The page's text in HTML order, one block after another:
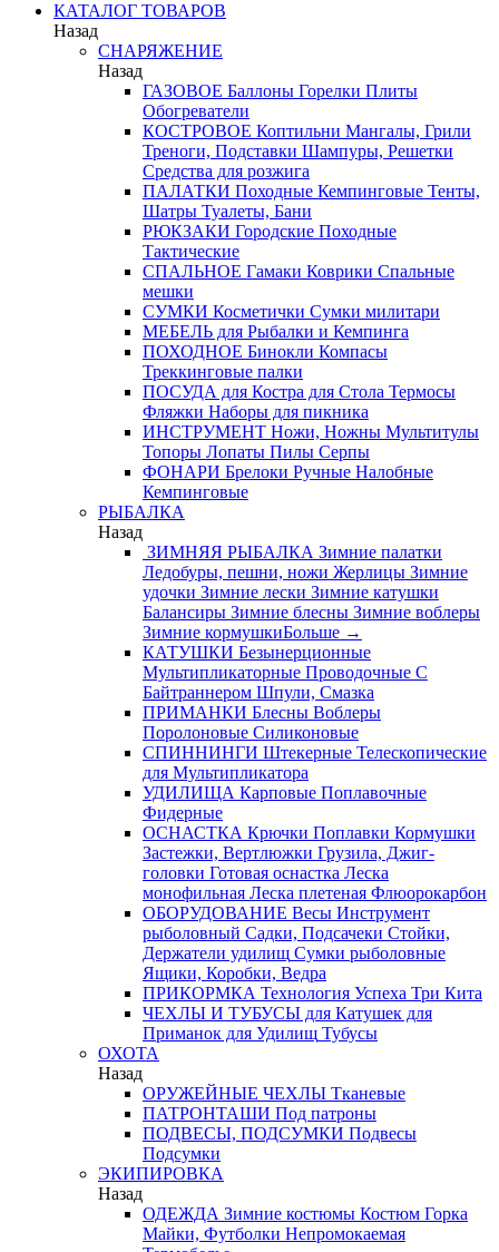
КАТАЛОГ ТОВАРОВ
Назад
СНАРЯЖЕНИЕ
Назад
ГАЗОВОЕ Баллоны Горелки Плиты
Обогреватели
КОСТРОВОЕ Коптильни Мангалы, Грили
Треноги, Подставки Шампуры, Решетки
Средства для розжига
ПАЛАТКИ Походные Кемпинговые Тенты,
Шатры Туалеты, Бани
РЮКЗАКИ Городские Походные
Тактические
СПАЛЬНОЕ Гамаки Коврики Спальные
мешки
СУМКИ Косметички Сумки милитари
МЕБЕЛЬ для Рыбалки и Кемпинга
ПОХОДНОЕ Бинокли Компасы
Треккинговые палки
ПОСУДА для Костра для Стола Термосы
Фляжки Наборы для пикника
ИНСТРУМЕНТ Ножи, Ножны Мультитулы
Топоры Лопаты Пилы Серпы
ФОНАРИ Брелоки Ручные Налобные
Кемпинговые
РЫБАЛКА
Назад
ЗИМНЯЯ РЫБАЛКА Зимние палатки
Ледобуры, пешни, ножи Жерлицы Зимние
удочки Зимние лески Зимние катушки
Балансиры Зимние блесны Зимние воблеры
Зимние кормушкиБольше →
КАТУШКИ Безынерционные
Мультипликаторные Проводочные С
Байтраннером Шпули, Смазка
ПРИМАНКИ Блесны Воблеры
Поролоновые Силиконовые
СПИННИНГИ Штекерные Телескопические
для Мультипликатора
УДИЛИЩА Карповые Поплавочные
Фидерные
ОСНАСТКА Крючки Поплавки Кормушки
Застежки, Вертлюжки Грузила, Джиг-
головки Готовая оснастка Леска
монофильная Леска плетеная Флюорокарбон
ОБОРУДОВАНИЕ Весы Инструмент
рыболовный Садки, Подсачеки Стойки,
Держатели удилищ Сумки рыболовные
Ящики, Коробки, Ведра
ПРИКОРМКА Технология Успеха Три Кита
ЧЕХЛЫ И ТУБУСЫ для Катушек для
Приманок для Удилищ Тубусы
ОХОТА
Назад
ОРУЖЕЙНЫЕ ЧЕХЛЫ Тканевые
ПАТРОНТАШИ Под патроны
ПОДВЕСЫ, ПОДСУМКИ Подвесы
Подсумки
ЭКИПИРОВКА
Назад
ОДЕЖДА Зимние костюмы Костюм Горка
Майки, Футболки Непромокаемая